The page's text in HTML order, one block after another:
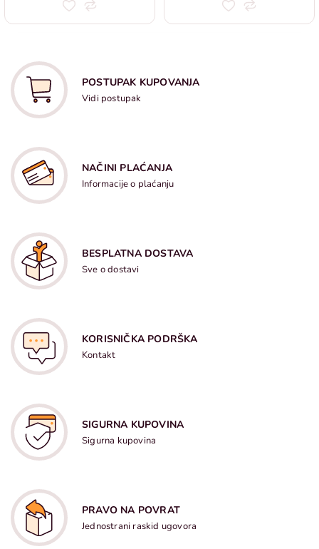
POSTUPAK KUPOVANJA
Vidi postupak
NAČINI PLAĆANJA
Informacije o plaćanju
BESPLATNA DOSTAVA
Sve o dostavi
KORISNIČKA PODRŠKA
Kontakt
SIGURNA KUPOVINA
Sigurna kupovina
PRAVO NA POVRAT
Jednostrani raskid ugovora